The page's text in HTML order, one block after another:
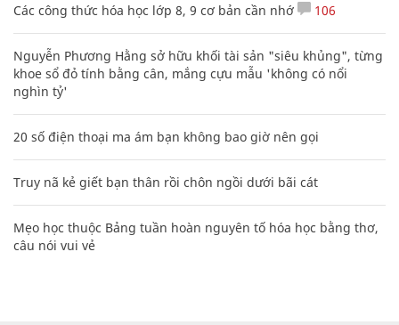
Các công thức hóa học lớp 8, 9 cơ bản cần nhớ 106
Nguyễn Phương Hằng sở hữu khối tài sản "siêu khủng", từng
khoe sổ đỏ tính bằng cân, mắng cựu mẫu 'không có nổi
nghìn tỷ'
20 số điện thoại ma ám bạn không bao giờ nên gọi
Truy nã kẻ giết bạn thân rồi chôn ngồi dưới bãi cát
Mẹo học thuộc Bảng tuần hoàn nguyên tố hóa học bằng thơ,
câu nói vui vẻ